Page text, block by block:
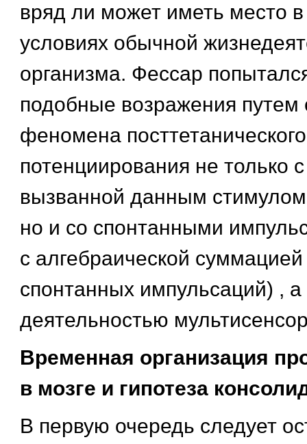
вряд ли может иметь место
условиях обычной
организма. Фессар
подобные возражения путем
феномена посттетанического
потенциирования не только
вызванной данным
но и со спонтанными
с алгебраической
спонтанных импульсаций) , а
деятельностью
Временная организация
в мозге и гипотеза
В первую очередь следует